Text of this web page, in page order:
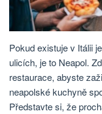
Pokud existuje v Itálii
ulicích, je to Neapol.
restaurace, abyste
neapolské kuchyně
Představte si, že